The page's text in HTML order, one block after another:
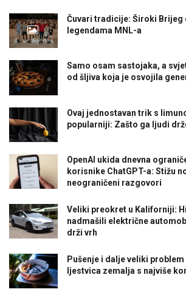
Čuvari tradicije: Široki Brijeg
legendama MNL-a
Samo osam sastojaka, a
od šljiva koja je osvojila
Ovaj jednostavan trik s
popularniji: Zašto ga ljudi
OpenAI ukida dnevna
korisnike ChatGPT-a: Stižu
neograničeni razgovori
Veliki preokret u Kaliforniji:
nadmašili električne
drži vrh
Pušenje i dalje veliki problem
ljestvica zemalja s najviše